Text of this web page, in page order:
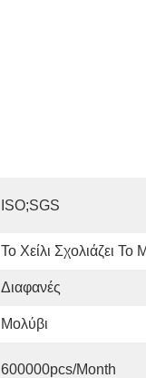
ISO;SGS
Το Χείλι Σχολιάζει Το
Διαφανές
Μολύβι
600000pcs/month